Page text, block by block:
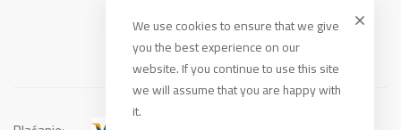
We use cookies to ensure that we give
you the best experience on our
website. If you continue to use this site
we will assume that you are happy with
it.